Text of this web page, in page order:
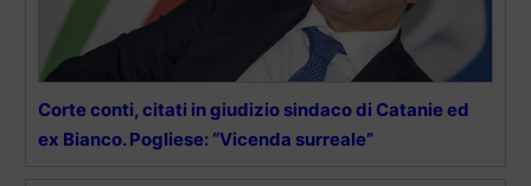
Corte conti, citati in giudizio sindaco di Catanie ed
ex Bianco. Pogliese: “Vicenda surreale”